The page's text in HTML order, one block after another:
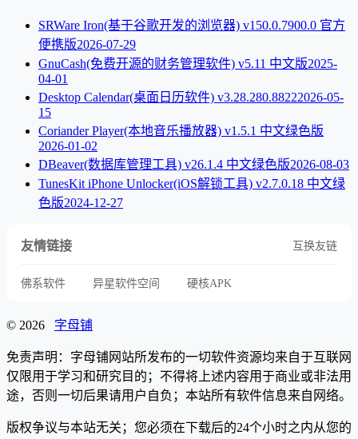
SRWare Iron(基于谷歌开发的浏览器) v150.0.7900.0 官方
便携版2026-07-29
GnuCash(免费开源的财务管理软件) v5.11 中文版2025-
04-01
Desktop Calendar(桌面日历软件) v3.28.280.88222026-05-
15
Coriander Player(本地音乐播放器) v1.5.1 中文绿色版
2026-01-02
DBeaver(数据库管理工具) v26.1.4 中文绿色版2026-08-03
TunesKit iPhone Unlocker(iOS解锁工具) v2.7.0.18 中文绿
色版2024-12-27
友情链接 互换友链
佛系软件 异星软件空间 硬核APK
© 2026 字母铺
免责声明：字母铺网站所发布的一切软件资源均来自于互联网
仅限用于学习和研究目的；不得将上述内容用于商业或非法用
途，否则一切后果请用户自负；本站所有软件信息来自网络。
版权争议与本站无关；您必须在下载后的24个小时之内从您的